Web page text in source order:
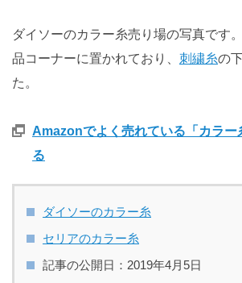
ダイソーのカラー糸売り場の写真です
品コーナーに置かれており、 刺繍糸の
た。
Amazonでよく売れている「カラー
る
ダイソーのカラー糸
セリアのカラー糸
記事の公開日：2019年4月5日